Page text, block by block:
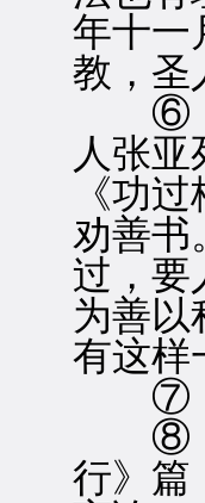
年十一
教，圣
⑥ 《
人张
《功
劝善书
过，要
为善以
有这样
⑦ “
⑧ “
行》篇